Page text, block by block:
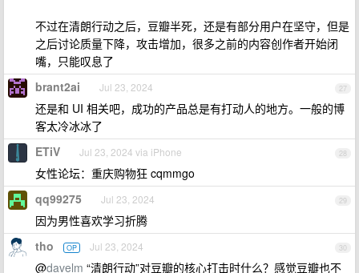
不过在清朗行动之后，豆瓣半死，还是有部分用户在坚守，但是
之后讨论质量下降，攻击增加，很多之前的内容创作者开始闭
嘴，只能叹息了
27
brant2ai Jul 23, 2024
还是和 UI 相关吧，成功的产品总是有打动人的地方。一般的博
客太冷冰冰了
28
ETiV Jul 23, 2024 via iPhone
女性论坛：重庆购物狂 cqmmgo
29
qq99275 Jul 23, 2024
因为男性喜欢学习折腾
30
tho OP Jul 23, 2024
@davelm “清朗行动”对豆瓣的核心打击时什么？感觉豆瓣也不